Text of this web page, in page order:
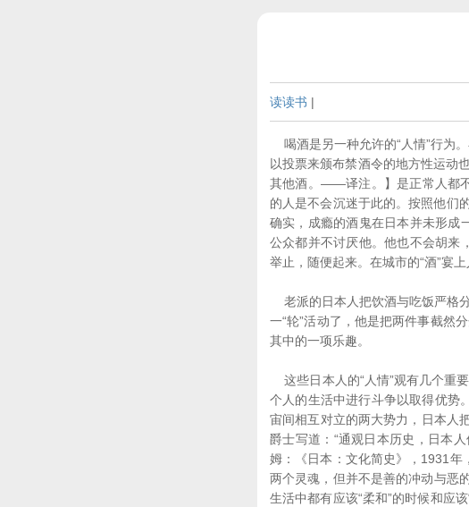
读读书 |
喝酒是另一种允许的“人情”行为
以投票来颁布禁酒令的地方性运动
其他酒。——译注。】是正常人都
的人是不会沉迷于此的。按照他们
确实，成瘾的酒鬼在日本并未形成
公众都并不讨厌他。他也不会胡来
举止，随便起来。在城市的“酒”宴
老派的日本人把饮酒与吃饭严格
一“轮”活动了，他是把两件事截然
其中的一项乐趣。
这些日本人的“人情”观有几个重
个人的生活中进行斗争以取得优势
宙间相互对立的两大势力，日本人
爵士写道：“通观日本历史，日本
姆：《日本：文化简史》，1931
两个灵魂，但并不是善的冲动与
生活中都有应该“柔和”的时候和应